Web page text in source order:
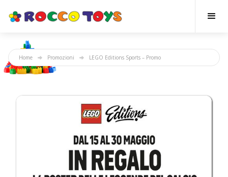
Home Promozioni LEGO Editions Sports – Promo